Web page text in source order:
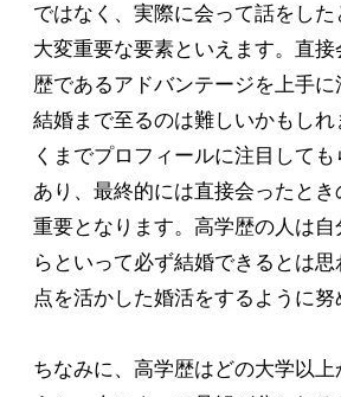
ではなく、実際に会って話をし
大変重要な要素といえます。直
歴であるアドバンテージを上手に
結婚まで至るのは難しいかもし
くまでプロフィールに注目して
あり、最終的には直接会ったと
重要となります。高学歴の人は
らといって必ず結婚できるとは思
点を活かした婚活をするように努
ちなみに、高学歴はどの大学以上